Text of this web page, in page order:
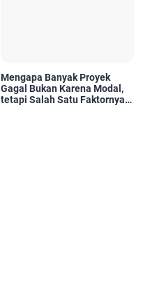
Mengapa Banyak Proyek
Gagal Bukan Karena Modal,
tetapi Salah Satu Faktornya